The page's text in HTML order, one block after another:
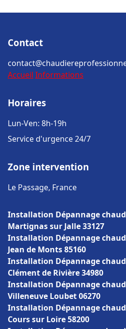
Contact
Accueil Informations
Horaires
Lun-Ven: 8h-19h
Service d'urgence 24/7
Zone intervention
Le Passage, France
Installation Dépannage
Martignas sur Jalle 33127
Installation Dépannage
Jean de Monts 85160
Installation Dépannage
Clément de Rivière 34980
Installation Dépannage
Villeneuve Loubet 06270
Installation Dépannage
Cours sur Loire 58200